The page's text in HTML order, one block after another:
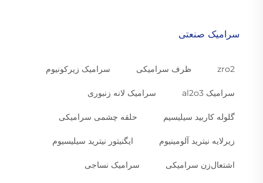
سرامیک صنعتی
zro2 ظرف سرامیکی سرامیک زیرکونیوم
سرامیک al2o3 سرامیک لانه زنبوری
گلوله کاربید سیلیسیم حلقه چشمی سرامیکی
زیرلایه نیترید آلومینیوم ایگنیتور نیترید سیلیسیوم
اشتعال‌زن سرامیکی سرامیک نساجی